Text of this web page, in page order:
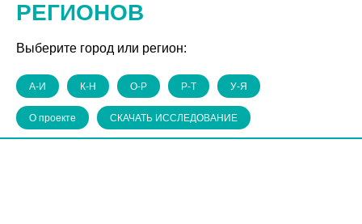
РЕГИОНОВ
Выберите город или регион:
А-И К-Н О-Р Р-Т У-Я
О проекте СКАЧАТЬ ИССЛЕДОВАНИЕ